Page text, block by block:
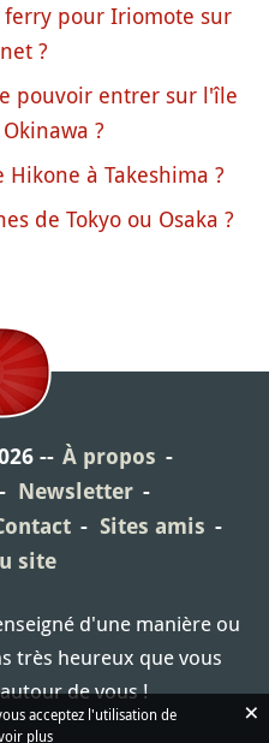
pour Iriomote sur
?
pouvoir entrer sur l'île
?
à Takeshima ?
de Tokyo ou Osaka ?
À propos
Newsletter
Sites amis
site
d'une manière ou
très heureux que vous
de vous !
acceptez l'utilisation de
plus
×